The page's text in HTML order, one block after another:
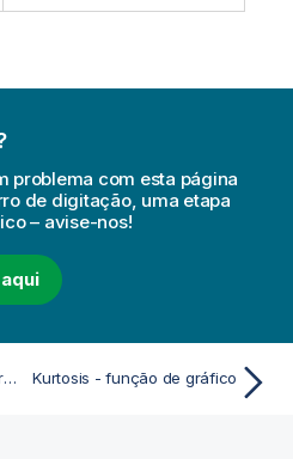
problema com esta página
de digitação, uma etapa
– avise-nos!
FractileExc - função de gráfico Kurtosis - função de gráfico